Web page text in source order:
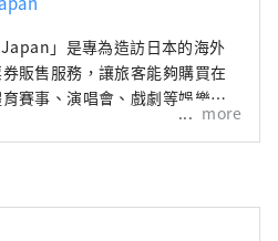
」是專為造訪日本的海外
販售服務，讓旅客能夠購買在
賽事、演唱會、戲劇等娛樂活
more